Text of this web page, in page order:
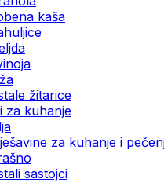
kaša
žitarice
za kuhanje
za kuhanje i
sastojci